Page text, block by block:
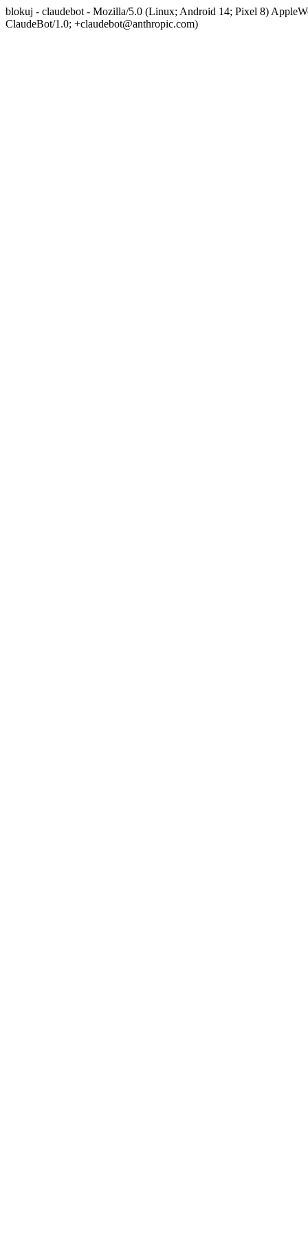
blokuj - claudebot - Mozilla/5.0 (Linux; Android 14; Pixel 8)
ClaudeBot/1.0; +claudebot@anthropic.com)